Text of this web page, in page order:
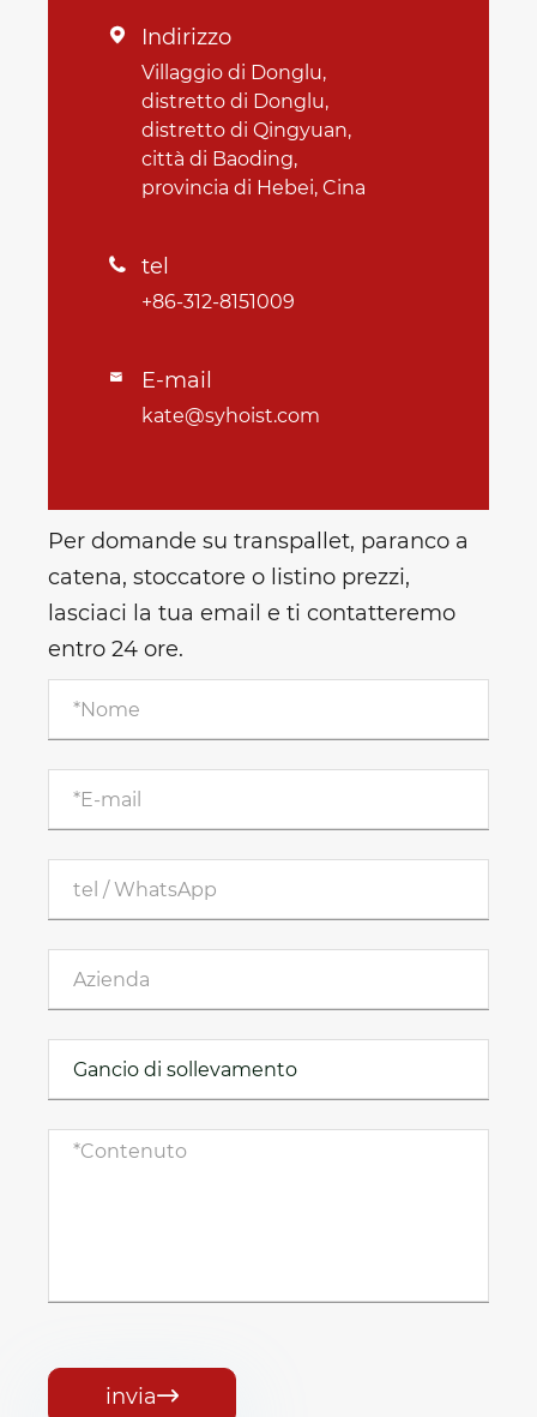
 Indirizzo
Villaggio di Donglu,
distretto di Donglu,
distretto di Qingyuan,
città di Baoding,
provincia di Hebei, Cina
 tel
+86-312-8151009
 E-mail
kate@syhoist.com
Per domande su transpallet, paranco a
catena, stoccatore o listino prezzi,
lasciaci la tua email e ti contatteremo
entro 24 ore.
invia